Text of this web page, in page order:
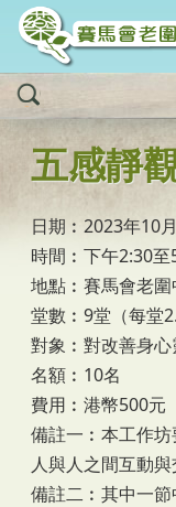
移至主內容
五感靜
日期︰2023年10
時間︰下午2:30
地點︰賽馬會老圍
堂數︰9堂（每堂
對象︰對改善身
名額︰10名
費用︰港幣500元
備註一︰本工作
人與人之間互動與
備註二︰其中一